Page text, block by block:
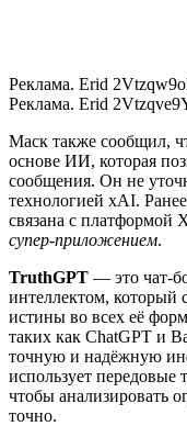
Реклама. Erid
Реклама. Erid
Маск также сообщил,
основе ИИ, которая
сообщения. Он не
технологией xAI.
связана с платформой
супер-приложением.
TruthGPT — это чат-
интеллектом, который
истины во всех её
таких как ChatGPT и
точную и надёжную
использует
чтобы анализировать
точно.